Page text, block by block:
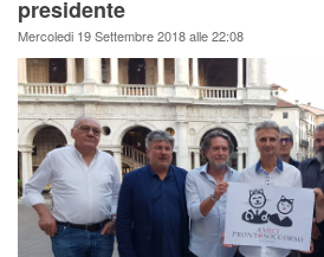
presidente
Mercoledi 19 Settembre 2018 alle 22:08